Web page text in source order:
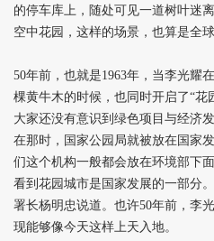
的停车库上，随处可见一道树叶迷
空中花园，这样的场景，也算是全
50年前，也就是1963年，当李光耀
棵黄牛木的时候，也同时开启了“花
大家还没有意识到绿色项目与经济
在那时，国家公园局就被放在国家
们这个机构一般都会放在环境部下
看到花园城市是国家发展的一部分
署长杨明忠说道。也许50年前，李
现能够像今天这样上天入地。